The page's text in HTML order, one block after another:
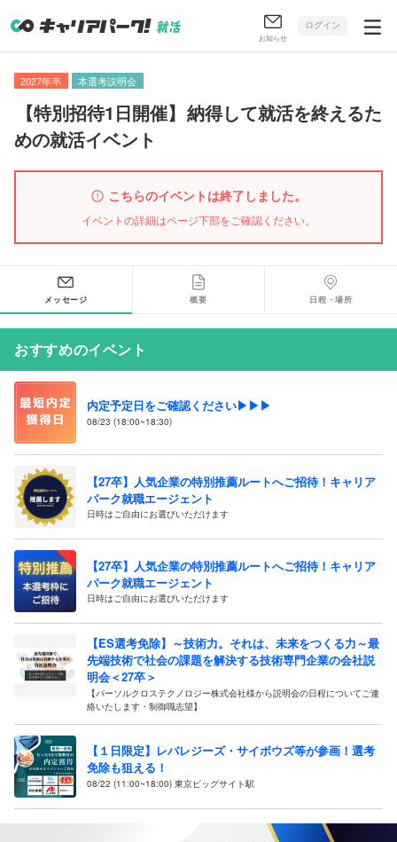
お知らせ
ログイン
2027年卒 本選考説明会
【特別招待1日開催】 納得して就活を終えるた
めの就活イベント
こちらのイベントは終了しました。
イベントの詳細はページ下部をご確認ください。
メッセージ 概要 日程・場所
おすすめのイベント
内定予定日をご確認ください▶▶▶
08/23 (18:00~18:30)
【27卒】人気企業の特別推薦ルートへご招待！キャリア
パーク就職エージェント
日時はご自由にお選びいただけます
【27卒】人気企業の特別推薦ルートへご招待！キャリア
パーク就職エージェント
日時はご自由にお選びいただけます
【ES選考免除】～技術力。それは、未来をつくる力～最
先端技術で社会の課題を解決する技術専門企業の会社説
明会＜27卒＞
【パーソルクロステクノロジー株式会社様から説明会の日程についてご連
絡いたします・制御職志望】
【１日限定】レバレジーズ・サイボウズ等が参画！選考
免除も狙える！
08/22 (11:00~18:00) 東京ビッグサイト駅